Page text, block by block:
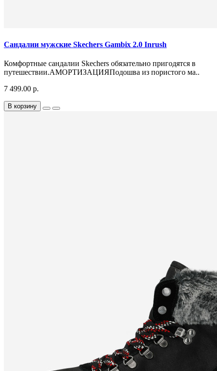
Сандалии мужские Skechers Gambix 2.0 Inrush
Комфортные сандалии Skechers обязательно пригодятся в
путешествии.АМОРТИЗАЦИЯПодошва из пористого ма..
7 499.00 р.
В корзину